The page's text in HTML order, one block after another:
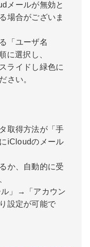
メールが無効と
場合がございま
「ユーザ名
に選択し、
ライドし緑色に
さい。
取得方法が「手
iCloudのメール
か、自動的に受
」→「アカウン
設定が可能で